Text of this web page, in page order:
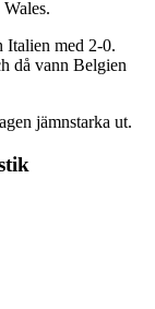
Italien med 2-0.
då vann Belgien
jämnstarka ut.